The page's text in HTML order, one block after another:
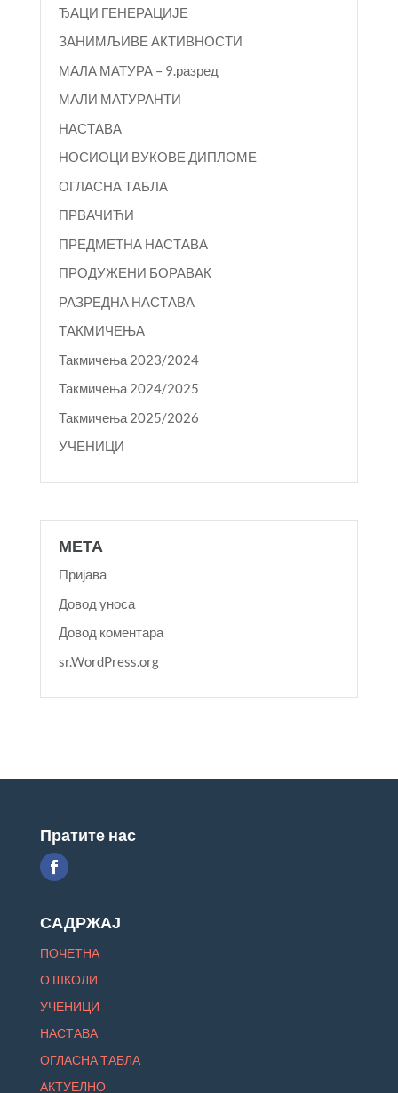
ЂАЦИ ГЕНЕРАЦИЈЕ
ЗАНИМЉИВЕ АКТИВНОСТИ
МАЛА МАТУРА – 9.разред
МАЛИ МАТУРАНТИ
НАСТАВА
НОСИОЦИ ВУКОВЕ ДИПЛОМЕ
ОГЛАСНА ТАБЛА
ПРВАЧИЋИ
ПРЕДМЕТНА НАСТАВА
ПРОДУЖЕНИ БОРАВАК
РАЗРЕДНА НАСТАВА
ТАКМИЧЕЊА
Такмичења 2023/2024
Такмичења 2024/2025
Такмичења 2025/2026
УЧЕНИЦИ
МЕТА
Пријава
Довод уноса
Довод коментара
sr.WordPress.org
Пратите нас
САДРЖАЈ
ПОЧЕТНА
О ШКОЛИ
УЧЕНИЦИ
НАСТАВА
ОГЛАСНА ТАБЛА
АКТУЕЛНО